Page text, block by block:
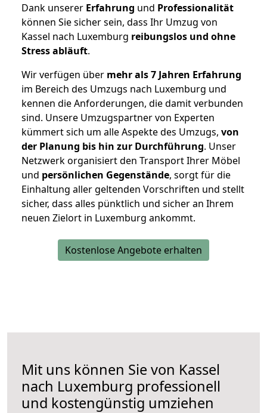
Dank unserer Erfahrung und Professionalität
können Sie sicher sein, dass Ihr Umzug von
Kassel nach Luxemburg reibungslos und ohne
Stress abläuft.
Wir verfügen über mehr als 7 Jahren Erfahrung
im Bereich des Umzugs nach Luxemburg und
kennen die Anforderungen, die damit verbunden
sind. Unsere Umzugspartner von Experten
kümmert sich um alle Aspekte des Umzugs, von
der Planung bis hin zur Durchführung. Unser
Netzwerk organisiert den Transport Ihrer Möbel
und persönlichen Gegenstände, sorgt für die
Einhaltung aller geltenden Vorschriften und stellt
sicher, dass alles pünktlich und sicher an Ihrem
neuen Zielort in Luxemburg ankommt.
Kostenlose Angebote erhalten
Mit uns können Sie von Kassel
nach Luxemburg professionell
und kostengünstig umziehen